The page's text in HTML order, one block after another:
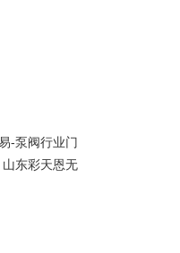
-泵阀行业门
山东彩天恩无